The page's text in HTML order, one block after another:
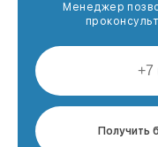
Менеджер
Получить